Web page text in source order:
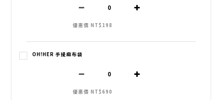
優惠價 NT$198
OH!HER 手提麻布袋
優惠價 NT$690